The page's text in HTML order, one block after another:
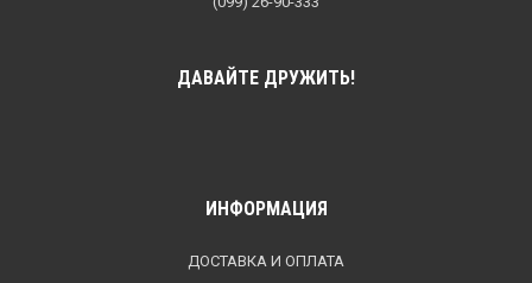
ДАВАЙТЕ ДРУЖИТЬ!
ИНФОРМАЦИЯ
ДОСТАВКА И ОПЛАТА